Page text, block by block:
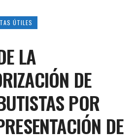
ÚTILES
LA
DE
POR
DE